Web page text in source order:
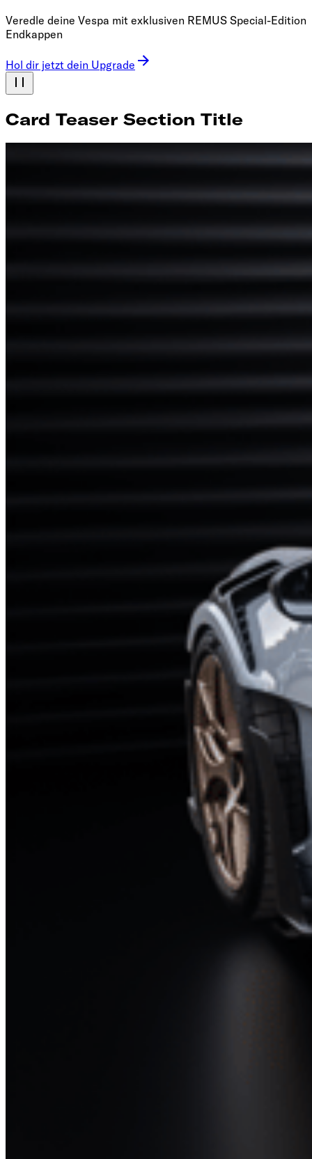
Veredle deine Vespa mit exklusiven REMUS Special-Edition
Endkappen
Hol dir jetzt dein Upgrade
Card Teaser Section Title